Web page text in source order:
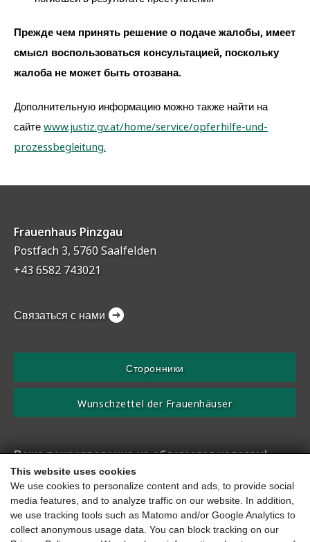
This website uses cookies
We use cookies to personalize content and ads, to provide social
media features, and to analyze traffic on our website. In addition,
we use tracking tools such as Matomo and/or Google Analytics to
collect anonymous usage data. You can block tracking on our
Прежде чем принять решение о подаче жалобы, имеет
смысл воспользоваться консультацией, поскольку
жалоба не может быть отозвана.
Дополнительную информацию можно также найти на
сайтеwww.justiz.gv.at/home/service/opferhilfe-und-
prozessbegleitung.
Ваше пожертвование не облагается налогом!
Согласно уведомлению получателя пожертвования №. SO
2506
IBAN AT08 2040 4016 0016 6330
Оттиск Защита данных Доступность
Frauenhaus Pinzgau
Postfach 3, 5760 Saalfelden
+43 6582 743021
Связаться с нами
Сторонники
Wunschzettel der Frauenhäuser